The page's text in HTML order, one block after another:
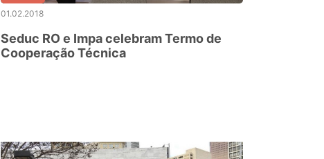
01.02.2018
Seduc RO e Impa celebram Termo de
Cooperação Técnica